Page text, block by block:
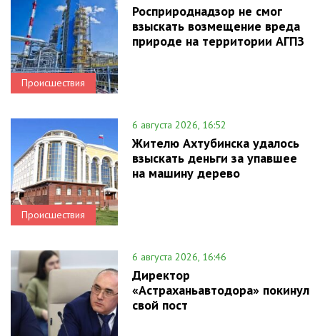
Происшествия
Росприроднадзор не смог
взыскать возмещение вреда
природе на территории АГПЗ
Происшествия
6 августа 2026, 16:52
Жителю Ахтубинска удалось
взыскать деньги за упавшее
на машину дерево
6 августа 2026, 16:46
Директор
«Астраханьавтодора» покинул
свой пост